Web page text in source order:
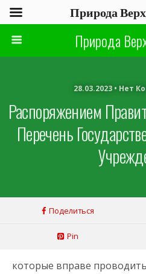
Природа
28.03.2023 • Нет
Распоряжением
Перечень
Поделиться
Pin
которые вправе
Природа